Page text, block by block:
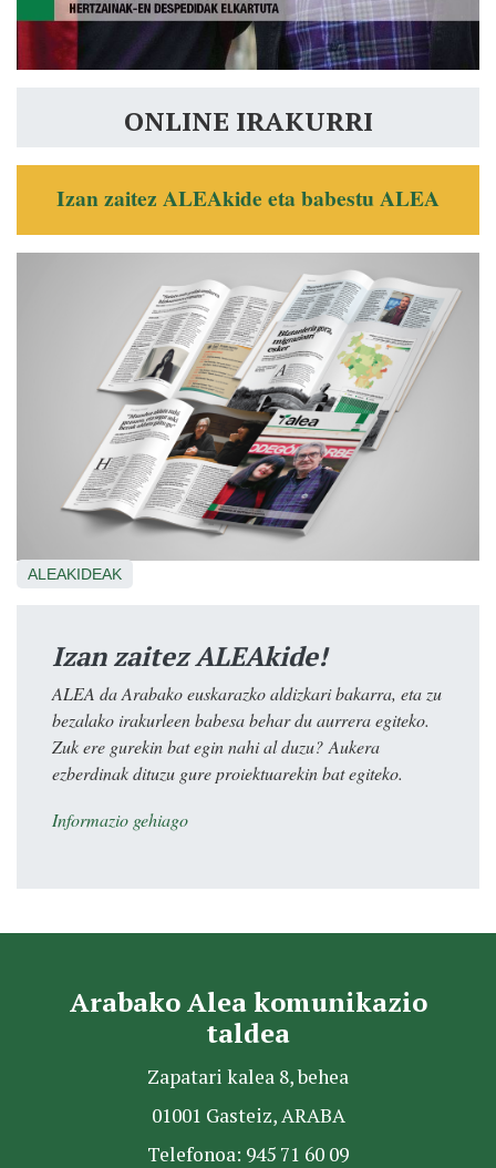
ONLINE IRAKURRI
Izan zaitez ALEAkide eta babestu ALEA
ALEAKIDEAK
Izan zaitez ALEAkide!
ALEA da Arabako euskarazko aldizkari bakarra, eta zu
bezalako irakurleen babesa behar du aurrera egiteko.
Zuk ere gurekin bat egin nahi al duzu? Aukera
ezberdinak dituzu gure proiektuarekin bat egiteko.
Informazio gehiago
Arabako Alea komunikazio
taldea
Zapatari kalea 8, behea
01001 Gasteiz, ARABA
Telefonoa: 945 71 60 09